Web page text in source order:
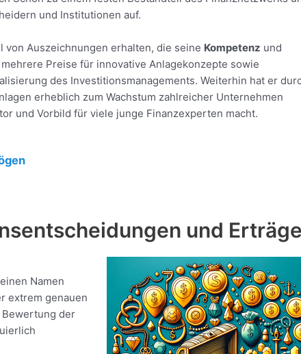
und Institutionen auf.
von Auszeichnungen erhalten, die seine Kompetenz und
Preise für innovative Anlagekonzepte sowie
des Investitionsmanagements. Weiterhin hat er
erheblich zum Wachstum zahlreicher Unternehmen
und Vorbild für viele junge Finanzexperten macht.
und Erträge
Namen
extrem genauen
der